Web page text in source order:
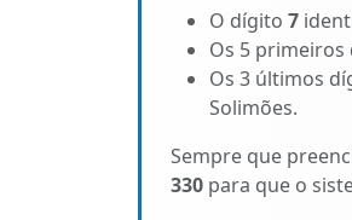
O dígito 7
Os 5 primeiros
Os 3 últimos
Solimões.
Sempre que
330 para que o